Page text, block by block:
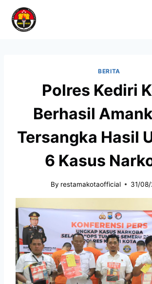
BERITA
Polres Kediri
Berhasil
Tersangka Hasil
6 Kasus
By restamakotaofficial 31/